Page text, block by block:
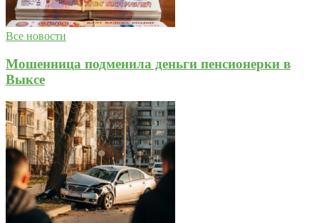
Все новости
Мошенница подменила деньги пенсионерки в
Выксе